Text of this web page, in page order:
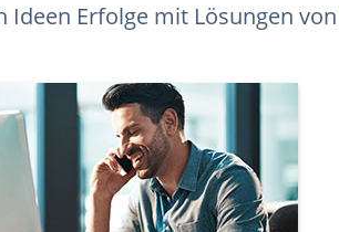
Ideen Erfolge mit Lösungen